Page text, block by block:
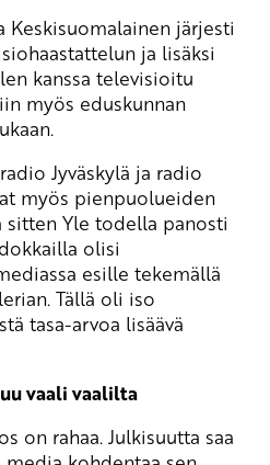
Keskisuomalainen järjesti
ja lisäksi
kanssa televisioitu
myös eduskunnan
Jyväskylä ja radio
myös pienpuolueiden
sitten Yle todella panosti
olisi
esille tekemällä
Tällä oli iso
tasa-arvoa lisäävä
vaali vaalilta
on rahaa. Julkisuutta saa